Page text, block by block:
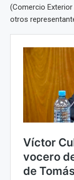
(Comercio
otros